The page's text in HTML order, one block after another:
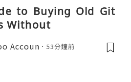
to Buying Old Git
Without
Accoun 53分鐘前